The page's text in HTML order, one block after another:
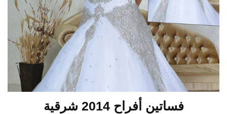
فساتين أفراح 2014 شرقية